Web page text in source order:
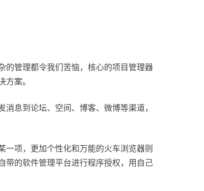
管理都令我们苦恼，核心的项目管理器
方案。
息到论坛、空间、博客、微博等渠道，
项，更加个性化和万能的火车浏览器则
带的软件管理平台进行程序授权，用自己